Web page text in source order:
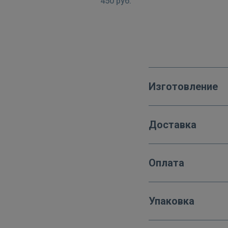
Изготовление
Доставка
Оплата
Упаковка